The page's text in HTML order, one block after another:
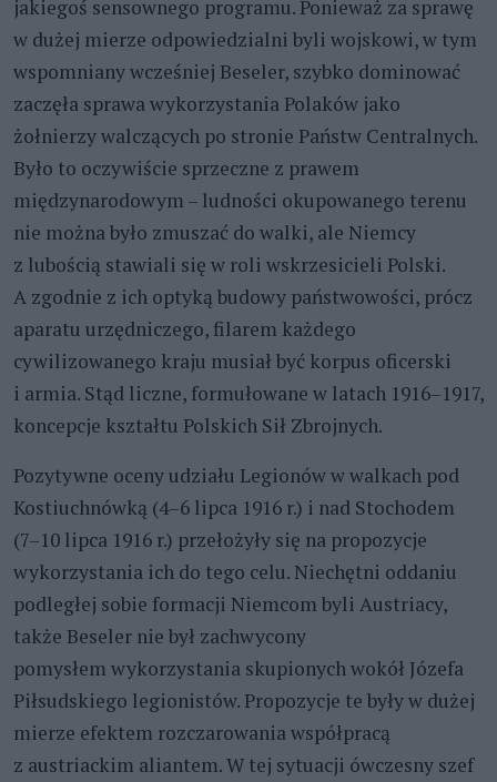
jakiegoś sensownego programu. Ponieważ za sprawę
w dużej mierze odpowiedzialni byli wojskowi, w tym
wspomniany wcześniej Beseler, szybko dominować
zaczęła sprawa wykorzystania Polaków jako
żołnierzy walczących po stronie Państw Centralnych.
Było to oczywiście sprzeczne z prawem
międzynarodowym – ludności okupowanego terenu
nie można było zmuszać do walki, ale Niemcy
z lubością stawiali się w roli wskrzesicieli Polski.
A zgodnie z ich optyką budowy państwowości, prócz
aparatu urzędniczego, filarem każdego
cywilizowanego kraju musiał być korpus oficerski
i armia. Stąd liczne, formułowane w latach 1916–1917,
koncepcje kształtu Polskich Sił Zbrojnych.
Pozytywne oceny udziału Legionów w walkach pod
Kostiuchnówką (4–6 lipca 1916 r.) i nad Stochodem
(7–10 lipca 1916 r.) przełożyły się na propozycje
wykorzystania ich do tego celu. Niechętni oddaniu
podległej sobie formacji Niemcom byli Austriacy,
także Beseler nie był zachwycony
pomysłem wykorzystania skupionych wokół Józefa
Piłsudskiego legionistów. Propozycje te były w dużej
mierze efektem rozczarowania współpracą
z austriackim aliantem. W tej sytuacji ówczesny szef